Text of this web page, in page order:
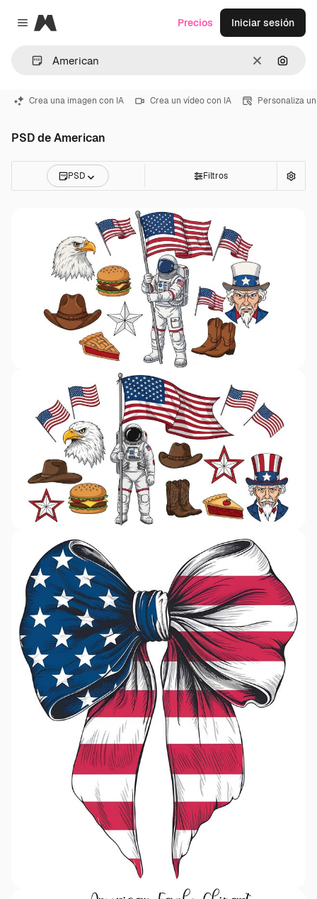
Close menu
Magnific
Borrar
Precios Iniciar sesión
Crea una imagen con IA Crea un vídeo con IA Personaliza
PSD de American
PSD Filtros